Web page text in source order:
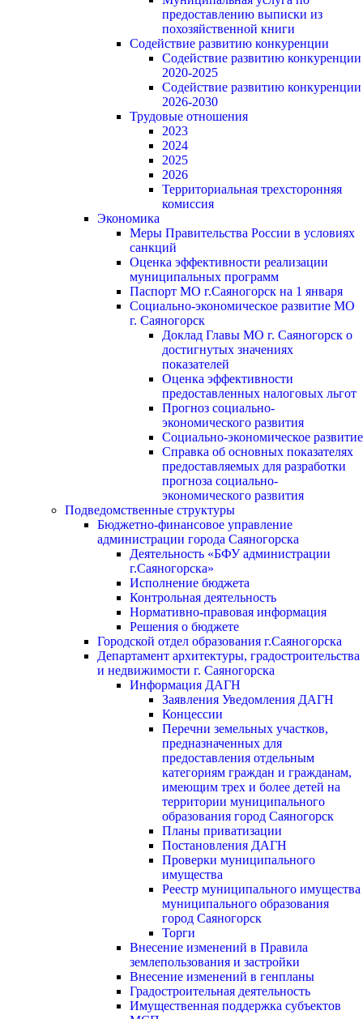
предоставлению выписки из
похозяйственной книги
Содействие развитию конкуренции
Содействие развитию конкуренции
2020-2025
Содействие развитию конкуренции
2026-2030
Трудовые отношения
2023
2024
2025
2026
Территориальная трехсторонняя
комиссия
Экономика
Меры Правительства России в условиях
санкций
Оценка эффективности реализации
муниципальных программ
Паспорт МО г.Саяногорск на 1 января
Социально-экономическое развитие МО
г. Саяногорск
Доклад Главы МО г. Саяногорск о
достигнутых значениях
показателей
Оценка эффективности
предоставленных налоговых льгот
Прогноз социально-
экономического развития
Социально-экономическое развитие
Справка об основных показателях
предоставляемых для разработки
прогноза социально-
экономического развития
Подведомственные структуры
Бюджетно-финансовое управление
администрации города Саяногорска
Деятельность «БФУ администрации
г.Саяногорска»
Исполнение бюджета
Контрольная деятельность
Нормативно-правовая информация
Решения о бюджете
Городской отдел образования г.Саяногорска
Департамент архитектуры, градостроительства
и недвижимости г. Саяногорска
Информация ДАГН
Заявления Уведомления ДАГН
Концессии
Перечни земельных участков,
предназначенных для
предоставления отдельным
категориям граждан и гражданам,
имеющим трех и более детей на
территории муниципального
образования город Саяногорск
Планы приватизации
Постановления ДАГН
Проверки муниципального
имущества
Реестр муниципального имущества
муниципального образования
город Саяногорск
Торги
Внесение изменений в Правила
землепользования и застройки
Внесение изменений в генпланы
Градостроительная деятельность
Имущественная поддержка субъектов